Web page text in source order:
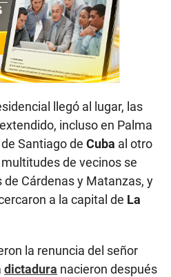
llegó al lugar, las
incluso en Palma
Santiago de Cuba al otro
de vecinos se
Cárdenas y Matanzas, y
a la capital de La
la renuncia del señor
dictadura nacieron después